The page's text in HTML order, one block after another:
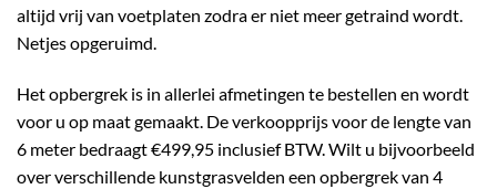
altijd vrij van voetplaten zodra er niet meer getraind wordt.
Netjes opgeruimd.
Het opbergrek is in allerlei afmetingen te bestellen en wordt
voor u op maat gemaakt. De verkoopprijs voor de lengte van
6 meter bedraagt €499,95 inclusief BTW. Wilt u bijvoorbeeld
over verschillende kunstgrasvelden een opbergrek van 4